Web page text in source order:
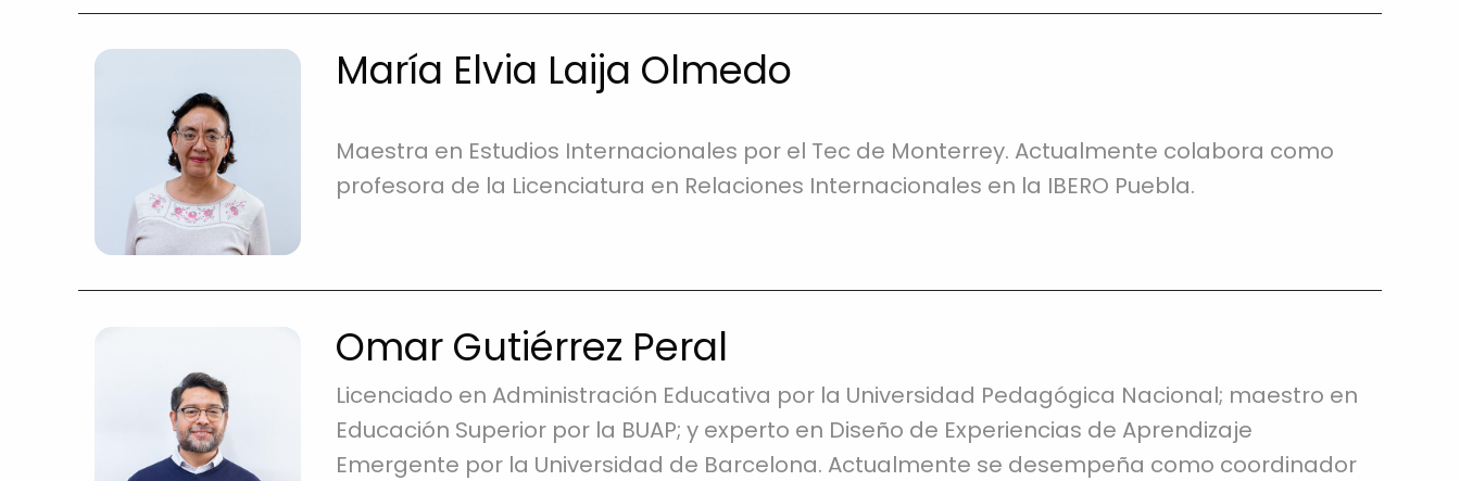
María Elvia Laija Olmedo
Maestra en Estudios Internacionales por el Tec de Monterrey. Actualmente colabora como
profesora de la Licenciatura en Relaciones Internacionales en la IBERO Puebla.
Omar Gutiérrez Peral
Licenciado en Administración Educativa por la Universidad Pedagógica Nacional; maestro en
Educación Superior por la BUAP; y experto en Diseño de Experiencias de Aprendizaje
Emergente por la Universidad de Barcelona. Actualmente se desempeña como coordinador